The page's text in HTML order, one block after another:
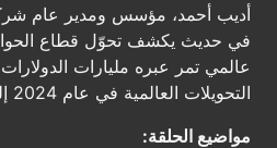
أديب أحمد، مؤسس ومدير عام شركة
في حديث يكشف تحوّل قطاع
عالمي تمر عبره مليارات
التحويلات العالمية في عام 2024 إلى نحو 900 مليار دولار.
مواضيع الحلقة: